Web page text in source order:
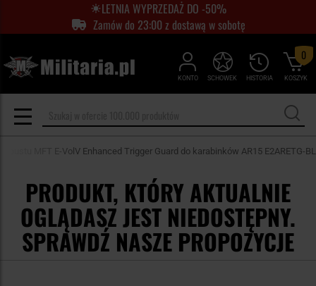
LETNIA WYPRZEDAŻ DO -50%
Zamów do 23:00 z dostawą w sobotę
KONTO HISTORIA
SCHOWEK KOSZYK
0
spustu MFT E-VolV Enhanced Trigger Guard do karabinków AR15 E2ARETG-BL
PRODUKT, KTÓRY AKTUALNIE
OGLĄDASZ JEST NIEDOSTĘPNY.
SPRAWDŹ NASZE PROPOZYCJE